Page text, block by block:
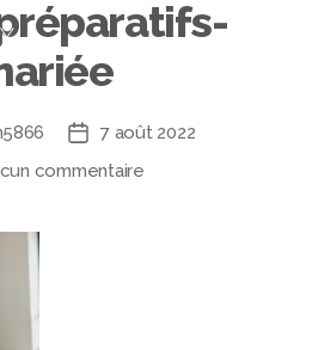
7 août 2022
commentaire